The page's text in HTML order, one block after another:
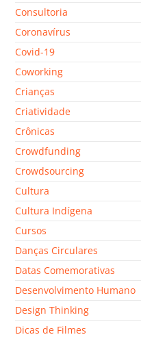
Consultoria
Coronavírus
Covid-19
Coworking
Crianças
Criatividade
Crônicas
Crowdfunding
Crowdsourcing
Cultura
Cultura Indígena
Cursos
Danças Circulares
Datas Comemorativas
Desenvolvimento Humano
Design Thinking
Dicas de Filmes